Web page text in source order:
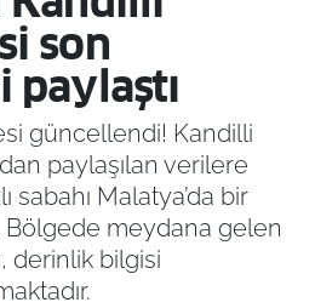
son
güncellendi! Kandilli
paylaşılan verilere
sabahı Malatya’da bir
meydana gelen
derinlik bilgisi